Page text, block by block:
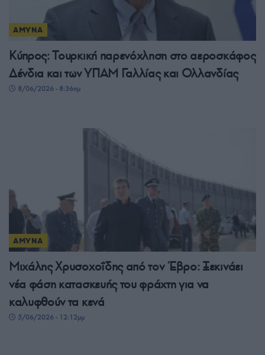
ΑΜΥΝΑ
Κύπρος: Τουρκική παρενόχληση στο αεροσκάφος
Δένδια και των ΥΠΑΜ Γαλλίας και Ολλανδίας
8/06/2026 - 8:36πμ
ΑΜΥΝΑ
Μιχάλης Χρυσοχοΐδης από τον Έβρο: Ξεκινάει
νέα φάση κατασκευής του φράχτη για να
καλυφθούν τα κενά
5/06/2026 - 12:12μμ